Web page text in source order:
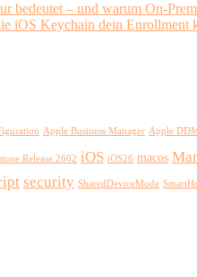
bedeutet – und warum On-
iOS Keychain dein Enrollment
Apple Business Manager Apple
Release 2602 iOS iOS26 macos
security SharedDeviceMode